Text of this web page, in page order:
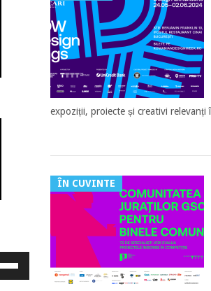
expoziții, proiecte și creativi relevanți
ÎN CUVINTE